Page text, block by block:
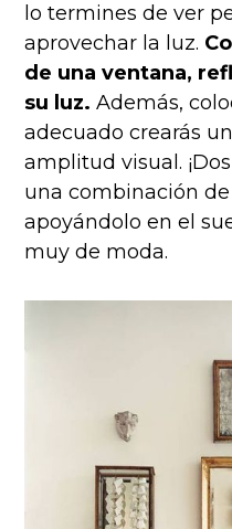
lo termines de ver
aprovechar la luz.
de una ventana,
su luz. Además,
adecuado crearás
amplitud visual.
una combinación
apoyándolo en el
muy de moda.